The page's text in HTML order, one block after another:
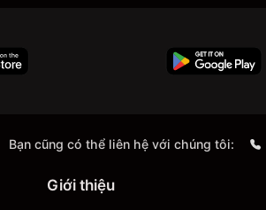
Bạn cũng có thể liên hệ với chúng tôi:
Giới thiệu